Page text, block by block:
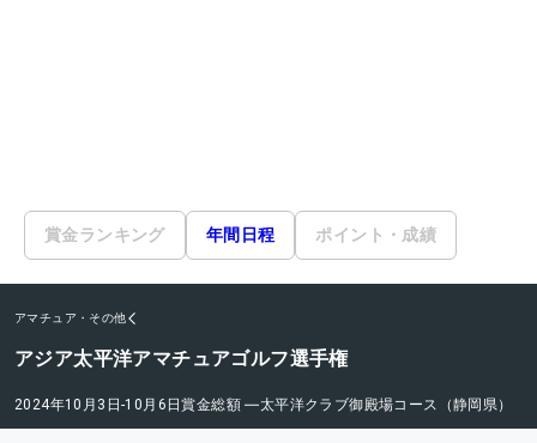
賞金ランキング 年間日程 ポイント・成績
アマチュア・その他
アジア太平洋アマチュアゴルフ選手権
2024年10月3日-10月6日賞金総額 ―太平洋クラブ御殿場コース（静岡県）